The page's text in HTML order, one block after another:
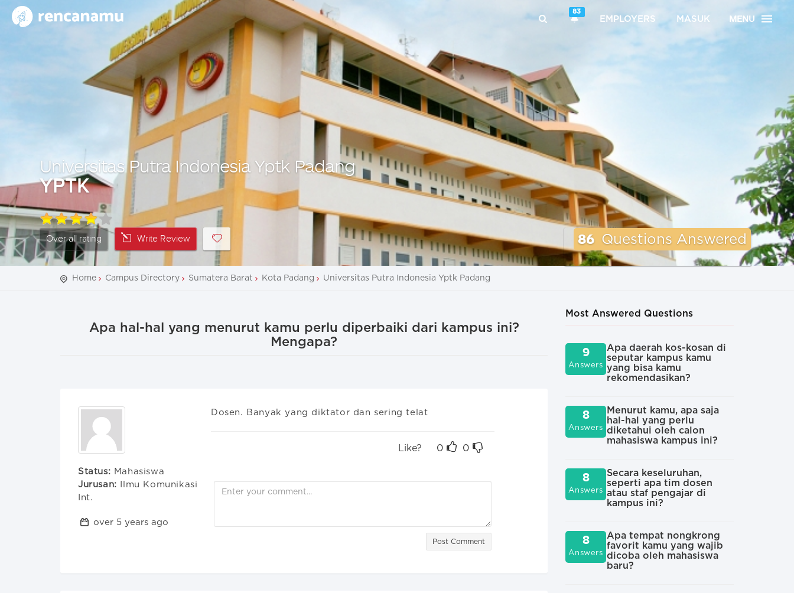
83
EMPLOYERS MASUK MENU
Universitas Putra Indonesia Yptk Padang
YPTK
Over all rating Write Review 86 Questions Answered
Home Campus Directory Sumatera Barat Kota Padang Universitas Putra Indonesia Yptk Padang
Apa hal-hal yang menurut kamu perlu diperbaiki dari kampus ini?
Mengapa?
Status: Mahasiswa
Jurusan: Ilmu Komunikasi
Int.
over 5 years ago
Dosen. Banyak yang diktator dan sering telat
Like? 0 0
Post Comment
Most Answered Questions
9
Answers
Apa daerah kos-kosan di
seputar kampus kamu
yang bisa kamu
rekomendasikan?
8
Answers
Menurut kamu, apa saja
hal-hal yang perlu
diketahui oleh calon
mahasiswa kampus ini?
8
Answers
Secara keseluruhan,
seperti apa tim dosen
atau staf pengajar di
kampus ini?
8
Answers
Apa tempat nongkrong
favorit kamu yang wajib
dicoba oleh mahasiswa
baru?